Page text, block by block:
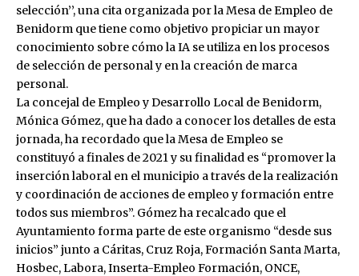
selección’’, una cita organizada por la Mesa de Empleo de
Benidorm que tiene como objetivo propiciar un mayor
conocimiento sobre cómo la IA se utiliza en los procesos
de selección de personal y en la creación de marca
personal.
La concejal de Empleo y Desarrollo Local de Benidorm,
Mónica Gómez, que ha dado a conocer los detalles de esta
jornada, ha recordado que la Mesa de Empleo se
constituyó a finales de 2021 y su finalidad es “promover la
inserción laboral en el municipio a través de la realización
y coordinación de acciones de empleo y formación entre
todos sus miembros”. Gómez ha recalcado que el
Ayuntamiento forma parte de este organismo “desde sus
inicios” junto a Cáritas, Cruz Roja, Formación Santa Marta,
Hosbec, Labora, Inserta-Empleo Formación, ONCE,